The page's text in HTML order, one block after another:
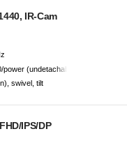
IR-Cam
power (undetachable 3-in-1 cable)
swivel, tilt
IPS/DP